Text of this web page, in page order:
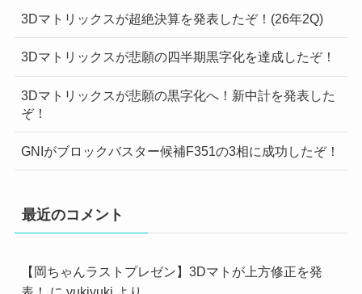
3Dマトリックスが超絶決算を発表したぞ！(26年2Q)
3Dマトリックスが悲願の四半期黒字化を達成したぞ！
3Dマトリックスが悲願の黒字化へ！新中計を発表した
ぞ！
GNIがブロックバスター候補F351の3相に成功したぞ！
最近のコメント
【岡ちゃんラストプレゼン】3Dマトが上方修正を発